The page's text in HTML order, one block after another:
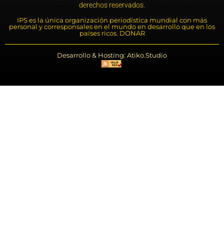
derechos reservados.
IPS es la única organización periodística mundial con más
personal y corresponsales en el mundo en desarrollo que en los
países ricos. DONAR
Desarrollo & Hosting: Atiko.Studio